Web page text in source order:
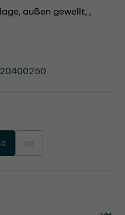
außen gewellt, ,
verfügbar.)
nicht verfügbar.)
ist zurzeit nicht verfügbar.)
50(Diese Option ist zurzeit nicht